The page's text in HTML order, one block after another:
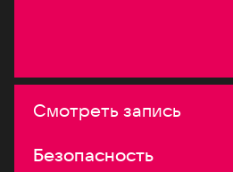
Смотреть запись
Безопасность